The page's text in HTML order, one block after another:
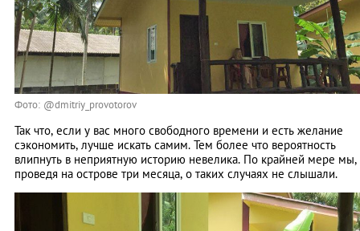
Фото: @dmitriy_provotorov
Так что, если у вас много свободного времени и есть желание
сэкономить, лучше искать самим. Тем более что вероятность
влипнуть в неприятную историю невелика. По крайней мере мы,
проведя на острове три месяца, о таких случаях не слышали.